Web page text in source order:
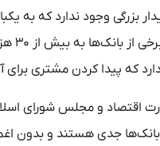
بزرگی وجود ندارد که به
پرداخت
دارد که پیدا کردن مشتری
اقتصاد و مجلس شورای
بانک‌ها جدی هستند و بدون